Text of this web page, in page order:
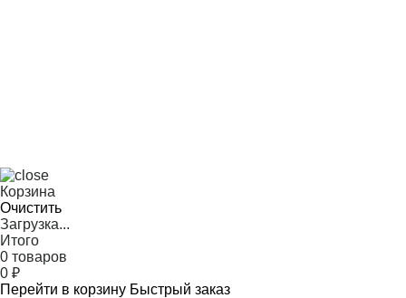
Корзина
Очистить
Загрузка...
Итого
0 товаров
0 ₽
Перейти в корзину Быстрый заказ